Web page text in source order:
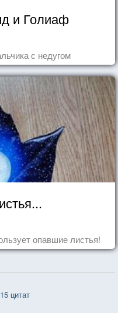
и Голиаф
с недугом
опавшие листья!
цитат